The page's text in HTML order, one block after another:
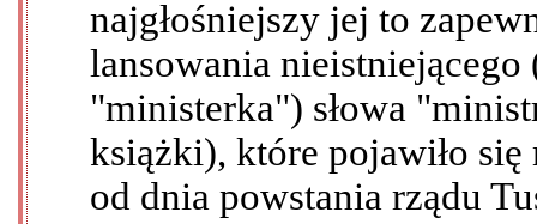
najgłośniejszy jej to
lansowania
"ministerka") słowa
książki), które pojawiło
od dnia powstania rządu